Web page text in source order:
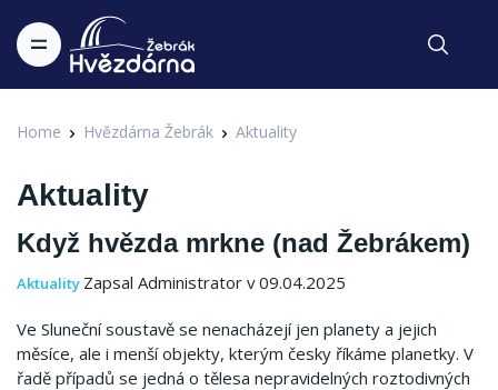
Home Hvězdárna Žebrák Aktuality
Aktuality
Když hvězda mrkne (nad Žebrákem)
Aktuality Zapsal Administrator v 09.04.2025
Ve Sluneční soustavě se nenacházejí jen planety a jejich
měsíce, ale i menší objekty, kterým česky říkáme planetky. V
řadě případů se jedná o tělesa nepravidelných roztodivných